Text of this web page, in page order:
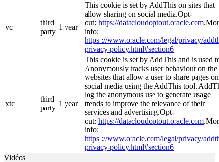
vc
third
party
1 year
This cookie is set by AddThis on sites that
allow sharing on social media.Opt-
out: https://datacloudoptout.oracle.com
info:
https ://www.oracle.com/legal/privacy/
privacy-policy.html#section6
xtc
third
party
1 year
This cookie is set by AddThis and is used
Anonymously tracks user behaviour on the
websites that allow a user to share pages on
social media using the AddThis tool.
log the anonymous use to generate usage
trends to improve the relevance of their
services and advertising.Opt-
out: https://datacloudoptout.oracle.com
info:
https ://www.oracle.com/legal/privacy/
privacy-policy.html#section6
Vidéos